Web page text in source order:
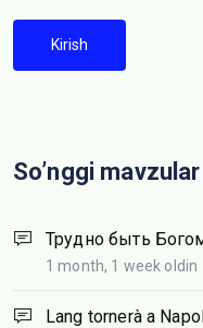
Kirish
So’nggi mavzular
Трудно быть
1 month, 1 week oldin
Lang tornerà a